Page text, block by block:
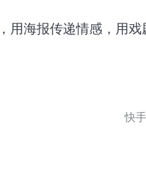
海报传递情感，用
快